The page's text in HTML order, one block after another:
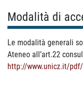
Modalità di
Le modalità generali
Ateneo all’art.22
http://www.unicz.it/